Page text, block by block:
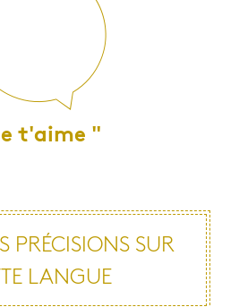
t'aime "
PRÉ­CI­SIONS SUR
LANGUE